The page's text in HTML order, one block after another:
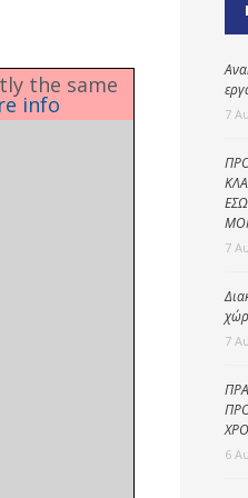
Δημοτική
αστυνομία
the same
info 7
7
7
6